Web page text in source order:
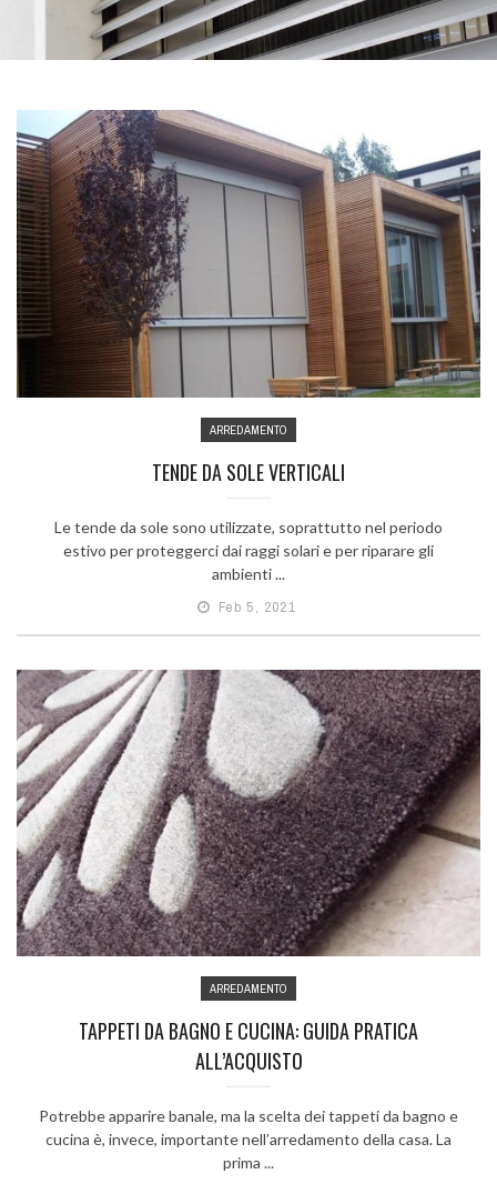
ARREDAMENTO
TENDE DA SOLE VERTICALI
Le tende da sole sono utilizzate, soprattutto nel periodo
estivo per proteggerci dai raggi solari e per riparare gli
ambienti ...
Feb 5, 2021
ARREDAMENTO
TAPPETI DA BAGNO E CUCINA: GUIDA PRATICA
ALL’ACQUISTO
Potrebbe apparire banale, ma la scelta dei tappeti da bagno e
cucina è, invece, importante nell’arredamento della casa. La
prima ...